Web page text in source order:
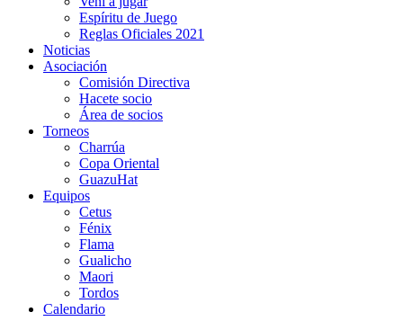
Espíritu de Juego
Reglas Oficiales 2021
Noticias
Asociación
Comisión Directiva
Hacete socio
Área de socios
Torneos
Charrúa
Copa Oriental
GuazuHat
Equipos
Cetus
Fénix
Flama
Gualicho
Maori
Tordos
Calendario